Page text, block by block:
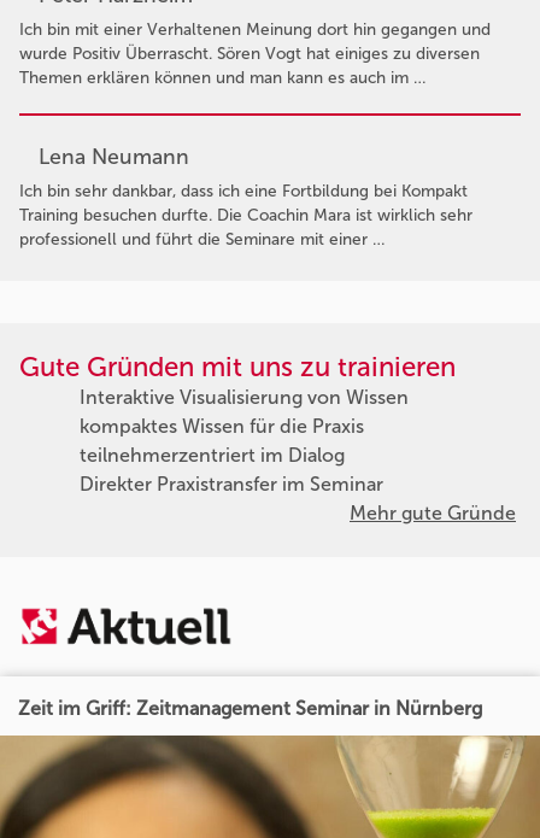
Ich bin mit einer Verhaltenen Meinung dort hin gegangen und
wurde Positiv Überrascht. Sören Vogt hat einiges zu diversen
Themen erklären können und man kann es auch im …
Lena Neumann
Ich bin sehr dankbar, dass ich eine Fortbildung bei Kompakt
Training besuchen durfte. Die Coachin Mara ist wirklich sehr
professionell und führt die Seminare mit einer …
Gute Gründen mit uns zu trainieren
Interaktive Visualisierung von Wissen
kompaktes Wissen für die Praxis
teilnehmerzentriert im Dialog
Direkter Praxistransfer im Seminar
Mehr gute Gründe
Zeit im Griff: Zeitmanagement Seminar in Nürnberg